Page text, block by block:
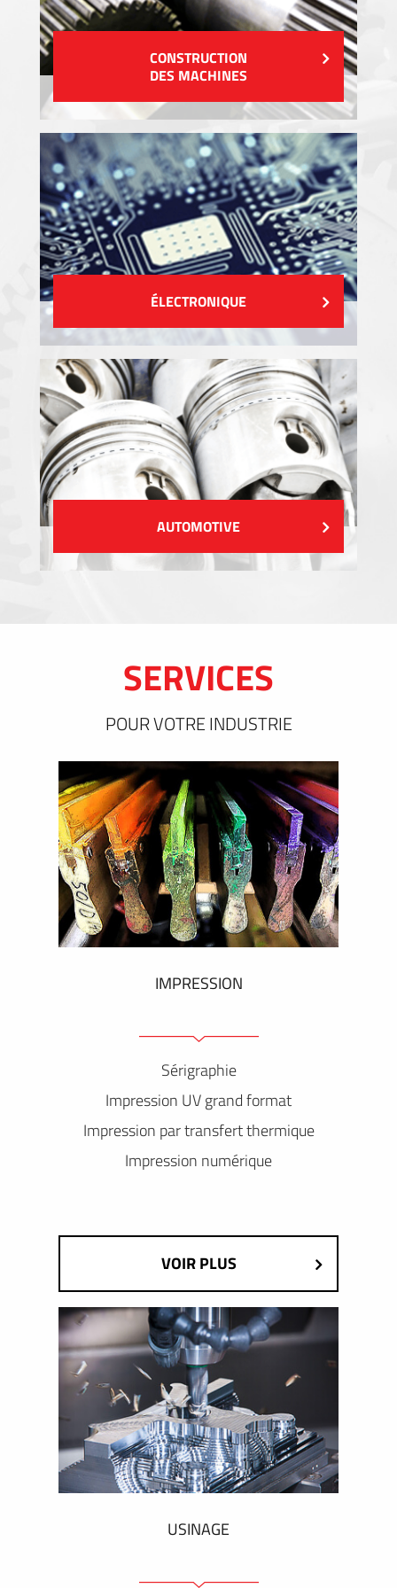
CONSTRUCTION
DES MACHINES
ÉLECTRONIQUE
AUTOMOTIVE
SERVICES
POUR VOTRE INDUSTRIE
IMPRESSION
Sérigraphie
Impression UV grand format
Impression par transfert thermique
Impression numérique
VOIR PLUS
USINAGE